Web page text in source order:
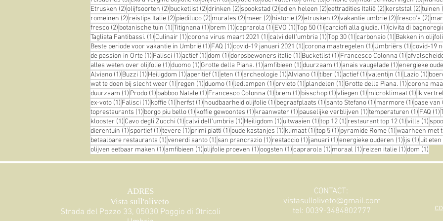
Etrusken (2)2 posts
olijfsoorten (2) 2 posts
bucketlist (2)2 posts
drinken (2) 2 posts
spookstad (2)2 posts
ed en heleen (2)2 posts
eettradities Italië (2) 2 posts
kerststal (2)2 posts
tuinen
romeinen (2) 2 posts
reistips Italie (2) 2 posts
piediluco (2) 2 posts
murales (2) 2 posts
meer (2) 2 posts
historie (2)2 posts
etrusken (2)2 posts
vakantie umbrie (2)2 posts
fresco's (2) 2
fresco (2) 2 posts
botanische tuin (1)1 post
Titignana (1) 1 post
brem (1)1 post
caprarola (1) 1 post
EVO (1)1 post
Top 50 (1)1 post
carciofi alla giudia. (1)1 post
civita di
Tagliata Fantibassi. (1) 1 post
Culinair (1)1 post
corona virus maart 2021 (1)1 post
calvi dell'umbria (1)1 post
Top 30 (1)1 post
carbonaio (1) 1 post
Bakken in
Beste periode voor vakantie in Umbrië (1) 1 post
FAQ (1)1 post
covid-19 januari 2021 (1)1 post
corona maatregelen (1) 1 post
Umbriërs (1)1 post
covid-19
de passion in Orte (1) 1 post
Falisci (1) 1 post
actief (1)1 post
dom (1)1 post
dorpsbewoners italie (1) 1 post
Bucketlist (1) 1 post
Francesco Colonna (1) 1 post
alles weten over olijfolie (1)1 post
duomo (1) 1 post
Grotte della Piana. (1) 1 post
amfibieen (1)1 post
duurzaam (1) 1 post
anais vaugelade (1)1 post
energieke
Alviano (1) 1 post
Buzzi (1) 1 post
Heiligdom (1) 1 post
aperitief (1)1 post
eten (1) 1 post
archeologie (1)1 post
Alviano (1)1 post
tiber (1) 1 post
actief (1)1 post
valentijn (1) 1 post
Lazio (1) 1
wat te doen bij slecht weer (1) 1 post
regen (1)1 post
duomo (1) 1 post
ledlampen (1)1 post
orvieto (1) 1 post
plandelen (1) 1 post
Grotte della Piana. (1)1 post
corona
duurzaam (1) 1 post
Prodo (1) 1 post
babboo Natale (1) 1 post
Francesco Colonna (1) 1 post
brem (1) 1 post
bisschop (1)1 post
vliegen (1) 1 post
microklimaat (1) 1 post
ik
ex-voto (1) 1 post
Falisci (1) 1 post
koffie (1) 1 post
herfst (1) 1 post
houdbaarheid olijfolie (1) 1 post
begraafplaats (1) 1 post
santo Stefano (1) 1 post
marmore (1)1 post
oase van
toprestaurants (1) 1 post
borgo piu bello (1) 1 post
koffie gewoontes (1) 1 post
kraanwater (1) 1 post
pauselijke verblijven (1)1 post
temperaturen (1) 1 post
FAQ (1)
klooster (1) 1 post
Cavo degli Zucchi (1)1 post
calvi dell'umbria (1) 1 post
Heiligdom (1) 1 post
uitwaaien (1)1 post
top 12 (1) 1 post
restaurant top 12 (1)1 post
villa (1) 1
dierentuin (1) 1 post
sportief (1)1 post
tevere (1) 1 post
primi piatti (1)1 post
oude kastanjes (1) 1 post
klimaat (1)1 post
top 5 (1) 1 post
pyramide Rome (1)1 post
waarheen met
betaalbare restaurants (1)1 post
venerdi santo (1) 1 post
san prancrazio (1) 1 post
restaccio (1) 1 post
januari (1)1 post
energieke ouderen (1) 1 post
ijs (1) 1 post
uit eten
olijven eetbaar maken (1) 1 post
amfibieen (1)1 post
olijfolie proeven (1)1 post
oogsten (1)1 post
caprarola (1) 1 post
moraal (1) 1 post
reizen italie (1)1 post
dom (1)
ADRES
Vista sull'oliveto
Strada del Pozzo 33, 05030 Poggio di Otricoli
CONTACT:
vistasulloliveto@gmail.com
tel: 0039-3484802777